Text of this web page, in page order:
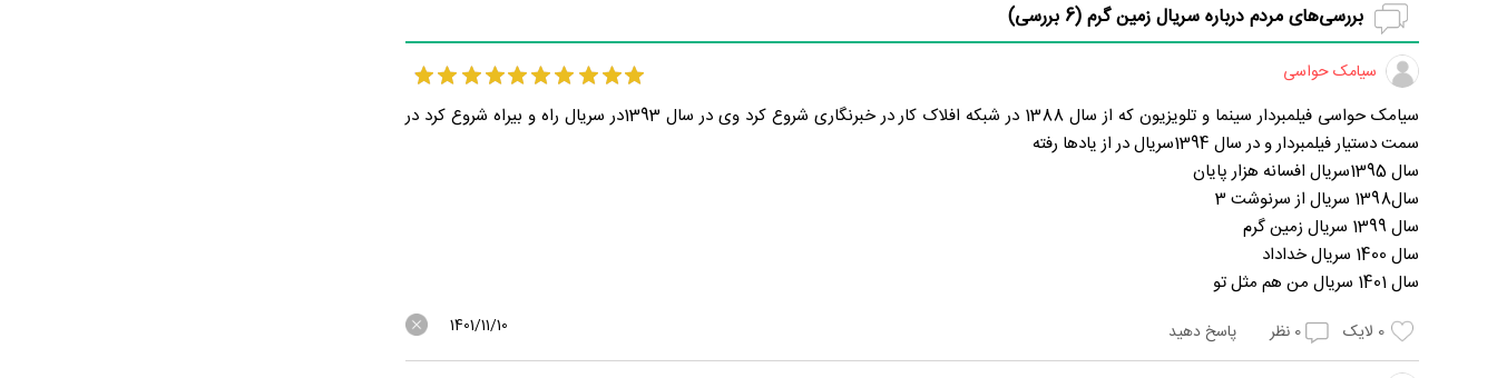
بررسی‌های مردم درباره سریال زمین گرم (6 بررسی)
سیامک حواسی
سیامک حواسی فیلمبردار سینما و تلویزیون که از سال 1388 در شبکه افلاک کار در خبرنگاری شروع کرد وی در سال 1393در سریال راه و بیراه شروع کرد در
سمت دستیار فیلمبردار و در سال 1394سریال در از یادها رفته
سال 1395سریال افسانه هزار پایان
سال1398 سریال از سرنوشت 3
سال 1399 سریال زمین گرم
سال 1400 سریال خداداد
سال 1401 سریال من هم مثل تو
0 لایک 0 نظر پاسخ دهید 1401/11/10